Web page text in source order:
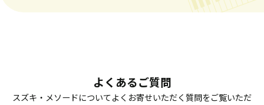
よくあるご質問
スズキ・メソードについてよくお寄せいただく質問をご覧いただ